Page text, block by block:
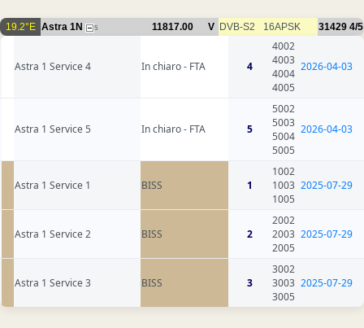
19.2°E Astra 1N 5 11817.00 V DVB-S2 16APSK 31429 4/5
Astra 1 Service 4 In chiaro - FTA 4
4002
4003
4004
4005
2026-04-03
Astra 1 Service 5 In chiaro - FTA 5
5002
5003
5004
5005
2026-04-03
Astra 1 Service 1 BISS 1
1002
1003
1005
2025-07-29
Astra 1 Service 2 BISS 2
2002
2003
2005
2025-07-29
Astra 1 Service 3 BISS 3
3002
3003
3005
2025-07-29